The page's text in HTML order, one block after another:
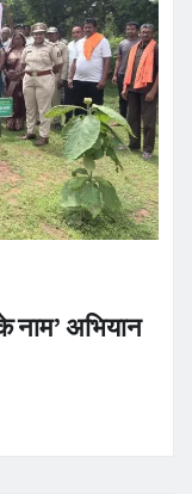
नाम’ अभियान